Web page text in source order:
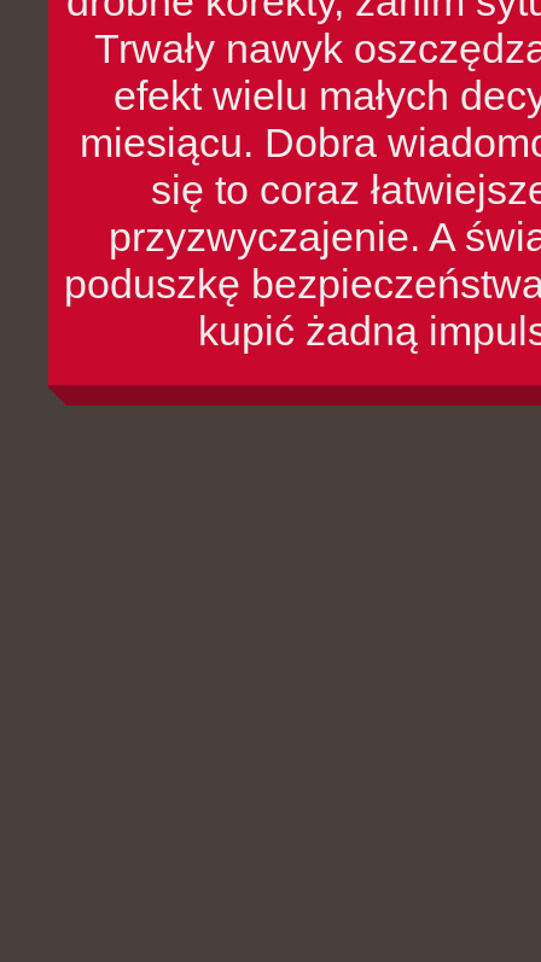
Trwały nawyk
efekt wielu małych
miesiącu. Dobra
się to coraz
przyzwyczajenie. A
poduszkę
kupić żadną